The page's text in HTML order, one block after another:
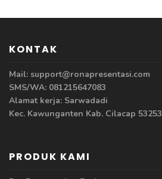
KONTAK
Mail: support@ronapresentasi.com
SMS/WA: 081215647083
Alamat kerja: Sarwadadi
Kec. Kawunganten Kab. Cilacap 53253
PRODUK KAMI